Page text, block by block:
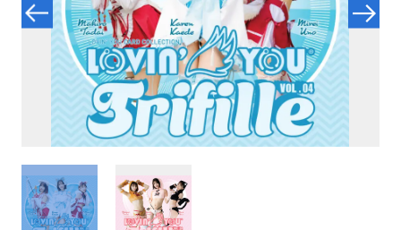
占い
プロレス
数学
コンピューター